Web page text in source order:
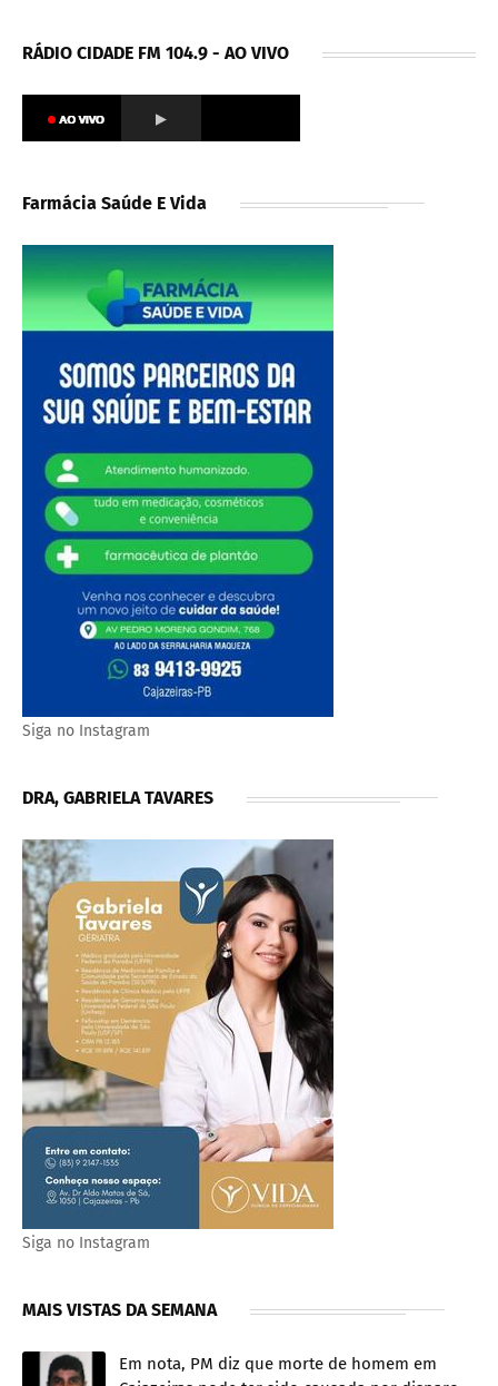
RÁDIO CIDADE FM 104.9 - AO VIVO
Farmácia Saúde E Vida
Siga no Instagram
DRA, GABRIELA TAVARES
Siga no Instagram
MAIS VISTAS DA SEMANA
Em nota, PM diz que morte de homem em